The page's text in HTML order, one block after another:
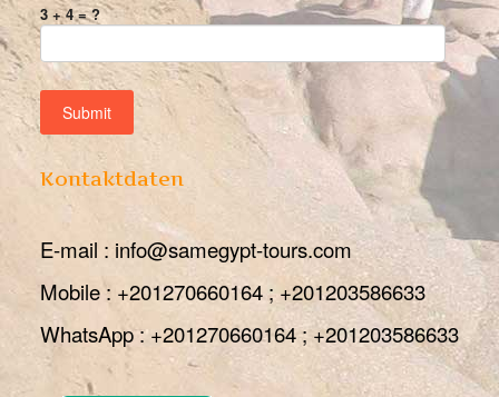
3 + 4 = ?
Kontaktdaten
E-mail : info@samegypt-tours.com
Mobile : +201270660164 ; +201203586633
WhatsApp : +201270660164 ; +201203586633